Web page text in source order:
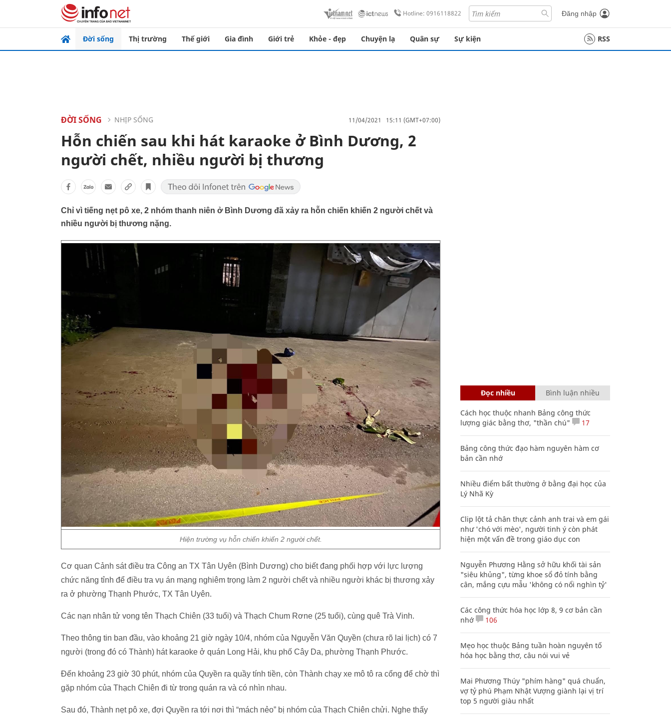
Hotline: 0916118822 Đăng nhập
Đời sống Thị trường Thế giới Gia đình Giới trẻ Khỏe - đẹp Chuyện lạ Quân sự Sự kiện RSS
ĐỜI SỐNG NHỊP SỐNG 11/04/2021 15:11 (GMT+07:00)
Hỗn chiến sau khi hát karaoke ở Bình Dương, 2
người chết, nhiều người bị thương
Chỉ vì tiếng nẹt pô xe, 2 nhóm thanh niên ở Bình Dương đã xảy ra hỗn chiến khiến 2 người chết và
nhiều người bị thương nặng.
Hiện trường vụ hỗn chiến khiến 2 người chết.
Cơ quan Cảnh sát điều tra Công an TX Tân Uyên (Bình Dương) cho biết đang phối hợp với lực lượng
chức năng tỉnh để điều tra vụ án mạng nghiêm trọng làm 2 người chết và nhiều người khác bị thương xảy
ra ở phường Thạnh Phước, TX Tân Uyên.
Các nạn nhân tử vong tên Thạch Chiên (33 tuổi) và Thạch Chum Rơne (25 tuổi), cùng quê Trà Vinh.
Theo thông tin ban đầu, vào khoảng 21 giờ ngày 10/4, nhóm của Nguyễn Văn Quyền (chưa rõ lai lịch) có 7
người (trong đó có Thành) hát karaoke ở quán Long Hải, khu phố Cây Da, phường Thạnh Phước.
Đến khoảng 23 giờ 30 phút, nhóm của Quyền ra quầy tính tiền, còn Thành chạy xe mô tô ra cổng để chờ thì
gặp nhóm của Thạch Chiên đi từ trong quán ra và có nhìn nhau.
Sau đó, Thành nẹt pô xe, đợi Quyền ra tới nơi thì “mách nẻo” bị nhóm của Thạch Chiên chửi. Nghe thấy
Đọc nhiều Bình luận nhiều
Cách học thuộc nhanh Bảng công thức
lượng giác bằng thơ, "thần chú"
17
Bảng công thức đạo hàm nguyên hàm cơ
bản cần nhớ
Nhiều điểm bất thường ở bằng đại học của
Lý Nhã Kỳ
Clip lột tả chân thực cảnh anh trai và em gái
như 'chó với mèo', người tinh ý còn phát
hiện một vấn đề trong giáo dục con
Nguyễn Phương Hằng sở hữu khối tài sản
"siêu khủng", từng khoe sổ đỏ tính bằng
cân, mắng cựu mẫu 'không có nổi nghìn tỷ'
Các công thức hóa học lớp 8, 9 cơ bản cần
nhớ
106
Mẹo học thuộc Bảng tuần hoàn nguyên tố
hóa học bằng thơ, câu nói vui vẻ
Mai Phương Thúy "phím hàng" quá chuẩn,
vợ tỷ phú Phạm Nhật Vượng giành lại vị trí
top 5 người giàu nhất